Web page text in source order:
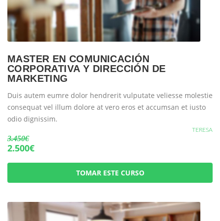
MASTER EN COMUNICACIÓN
CORPORATIVA Y DIRECCIÓN DE
MARKETING
3.450€
2.500€
TERESA
TOMAR ESTE CURSO
Duis autem eumre dolor hendrerit vulputate veliesse molestie
consequat vel illum dolore at vero eros et accumsan et iusto
odio dignissim.